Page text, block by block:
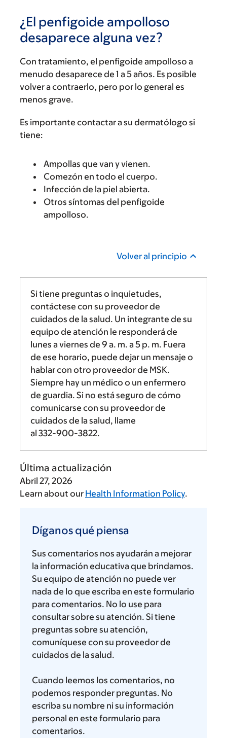
¿El penfigoide ampolloso
desaparece alguna vez?
Con tratamiento, el penfigoide ampolloso a
menudo desaparece de 1 a 5 años. Es posible
volver a contraerlo, pero por lo general es
menos grave.
Es importante contactar a su dermatólogo si
tiene:
Ampollas que van y vienen.
Comezón en todo el cuerpo.
Infección de la piel abierta.
Otros síntomas del penfigoide
ampolloso.
Volver al principio
Si tiene preguntas o inquietudes,
contáctese con su proveedor de
cuidados de la salud. Un integrante de su
equipo de atención le responderá de
lunes a viernes de 9 a. m. a5 p. m. Fuera
de ese horario, puede dejar un mensaje o
hablar con otro proveedor de MSK.
Siempre hay un médico o un enfermero
de guardia. Si no está seguro de cómo
comunicarse con su proveedor de
cuidados de la salud, llame
al 332-900-3822.
Última actualización
Abril 27, 2026
Learn about our Health Information Policy.
qué
piensa
Díganos qué piensa
Sus comentarios nos ayudarán a mejorar
la información educativa que brindamos.
Su equipo de atención no puede ver
nada de lo que escriba en este formulario
para comentarios. No lo use para
consultar sobre su atención. Si tiene
preguntas sobre su atención,
comuníquese con su proveedor de
cuidados de la salud.
Cuando leemos los comentarios, no
podemos responder preguntas. No
escriba su nombre ni su información
personal en este formulario para
comentarios.